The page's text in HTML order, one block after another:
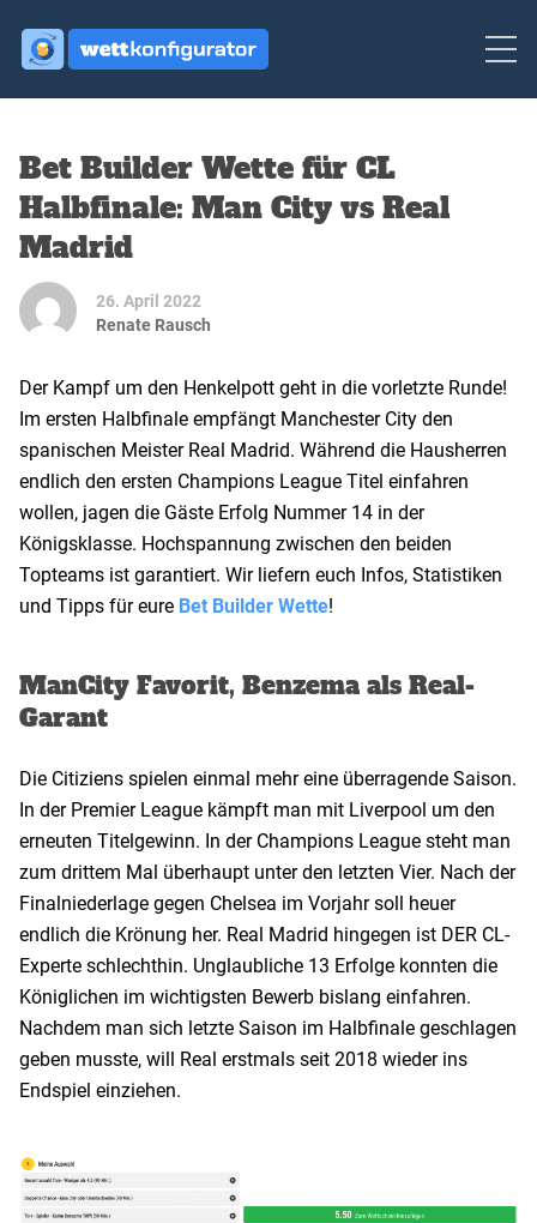
Bet Builder Wette für CL
Halbfinale: Man City vs Real
Madrid
26. April 2022
Renate Rausch
Der Kampf um den Henkelpott geht in die vorletzte Runde!
Im ersten Halbfinale empfängt Manchester City den
spanischen Meister Real Madrid. Während die Hausherren
endlich den ersten Champions League Titel einfahren
wollen, jagen die Gäste Erfolg Nummer 14 in der
Königsklasse. Hochspannung zwischen den beiden
Topteams ist garantiert. Wir liefern euch Infos, Statistiken
und Tipps für eure Bet Builder Wette!
ManCity Favorit, Benzema als Real-
Garant
Die Citiziens spielen einmal mehr eine überragende Saison.
In der Premier League kämpft man mit Liverpool um den
erneuten Titelgewinn. In der Champions League steht man
zum drittem Mal überhaupt unter den letzten Vier. Nach der
Finalniederlage gegen Chelsea im Vorjahr soll heuer
endlich die Krönung her. Real Madrid hingegen ist DER CL-
Experte schlechthin. Unglaubliche 13 Erfolge konnten die
Königlichen im wichtigsten Bewerb bislang einfahren.
Nachdem man sich letzte Saison im Halbfinale geschlagen
geben musste, will Real erstmals seit 2018 wieder ins
Endspiel einziehen.